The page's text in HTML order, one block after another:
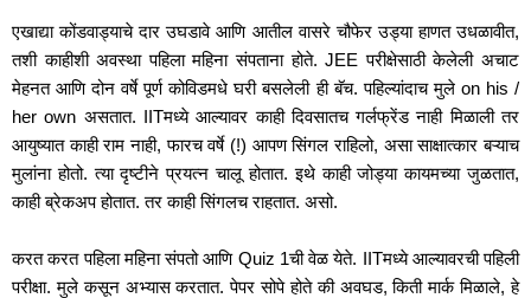
एखाद्या कोंडवाड्याचे दार उघडावे आणि आतील वासरे चौफेर उड्या हाणत उधळावीत,
तशी काहीशी अवस्था पहिला महिना संपताना होते. JEE परीक्षेसाठी केलेली अचाट
मेहनत आणि दोन वर्षे पूर्ण कोविडमधे घरी बसलेली ही बॅच. पहिल्यांदाच मुले on his /
her own असतात. IITमध्ये आल्यावर काही दिवसातच गर्लफ्रेंड नाही मिळाली तर
आयुष्यात काही राम नाही, फारच वर्षे (!) आपण सिंगल राहिलो, असा साक्षात्कार बऱ्याच
मुलांना होतो. त्या दृष्टीने प्रयत्न चालू होतात. इथे काही जोड्या कायमच्या जुळतात,
काही ब्रेकअप होतात. तर काही सिंगलच राहतात. असो.
करत करत पहिला महिना संपतो आणि Quiz 1ची वेळ येते. IITमध्ये आल्यावरची पहिली
परीक्षा. मुले कसून अभ्यास करतात. पेपर सोपे होते की अवघड, किती मार्क मिळाले, हे